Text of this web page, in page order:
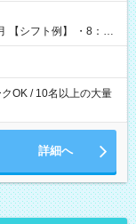
OK / 10名以上の大量
詳細へ